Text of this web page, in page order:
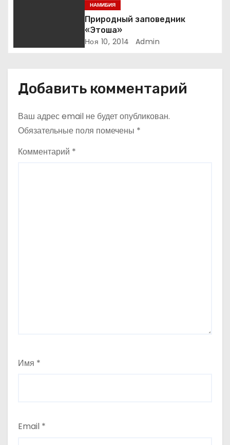
п
с
я
НАМИБИЯ
Природный заповедник
«Этоша»
Ноя 10, 2014 Admin
Добавить комментарий
Ваш адрес email не будет опубликован.
Обязательные поля помечены *
Комментарий *
Имя *
Email *